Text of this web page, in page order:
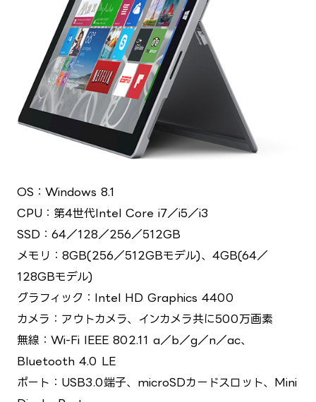
OS：Windows 8.1
CPU：第4世代Intel Core i7／i5／i3
SSD：64／128／256／512GB
メモリ：8GB(256／512GBモデル)、4GB(64／
128GBモデル)
グラフィック：Intel HD Graphics 4400
カメラ：アウトカメラ、インカメラ共に500万画素
無線：Wi-Fi IEEE 802.11 a／b／g／n／ac、
Bluetooth 4.0 LE
ポート：USB3.0端子、microSDカードスロット、Mini